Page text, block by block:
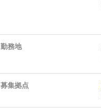
勤務地
募集拠点